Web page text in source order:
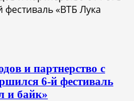
и партнерство с
6-й фестиваль
и байк»